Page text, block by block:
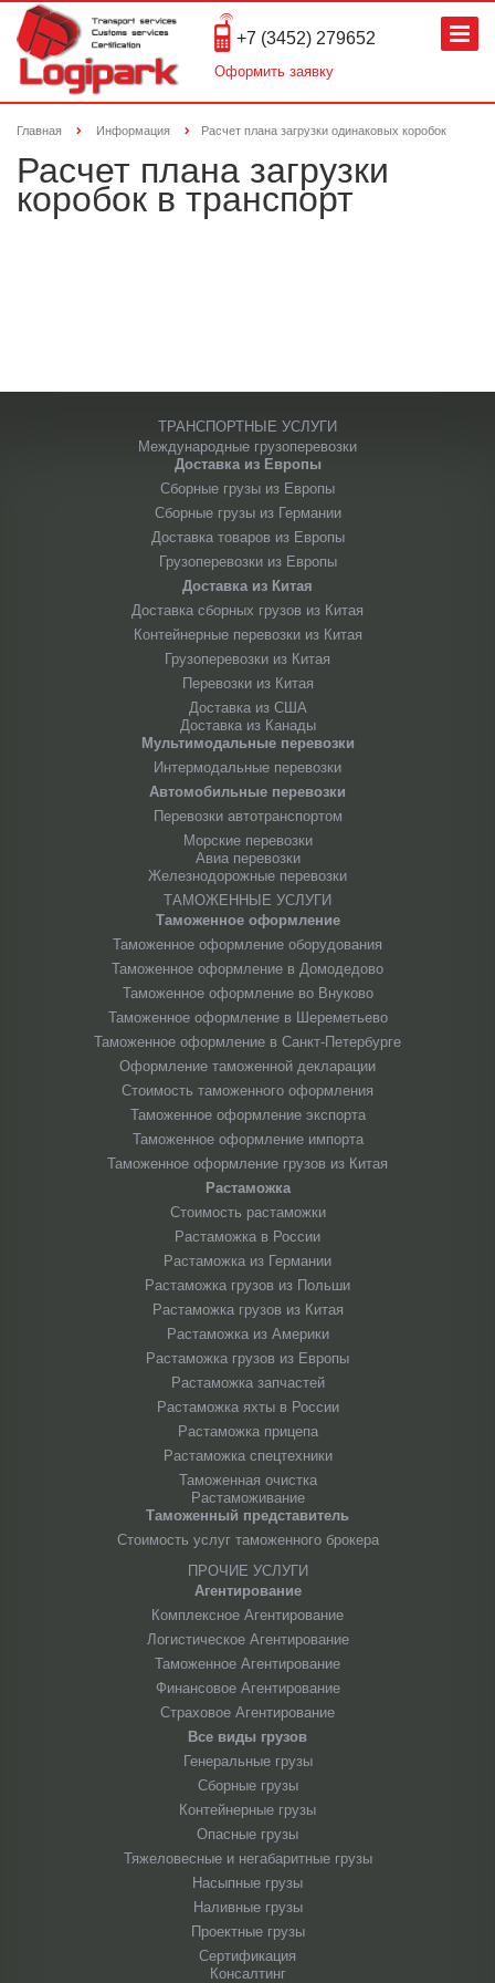
+7 (3452) 279652
Оформить заявку
Главная Информация Расчет плана загрузки одинаковых коробок
Расчет плана загрузки
коробок в транспорт
ТРАНСПОРТНЫЕ УСЛУГИ
Международные грузоперевозки
Доставка из Европы
Сборные грузы из Европы
Сборные грузы из Германии
Доставка товаров из Европы
Грузоперевозки из Европы
Доставка из Китая
Доставка сборных грузов из Китая
Контейнерные перевозки из Китая
Грузоперевозки из Китая
Перевозки из Китая
Доставка из США
Доставка из Канады
Мультимодальные перевозки
Интермодальные перевозки
Автомобильные перевозки
Перевозки автотранспортом
Морские перевозки
Авиа перевозки
Железнодорожные перевозки
ТАМОЖЕННЫЕ УСЛУГИ
Таможенное оформление
Таможенное оформление оборудования
Таможенное оформление в Домодедово
Таможенное оформление во Внуково
Таможенное оформление в Шереметьево
Таможенное оформление в Санкт-Петербурге
Оформление таможенной декларации
Стоимость таможенного оформления
Таможенное оформление экспорта
Таможенное оформление импорта
Таможенное оформление грузов из Китая
Растаможка
Стоимость растаможки
Растаможка в России
Растаможка из Германии
Растаможка грузов из Польши
Растаможка грузов из Китая
Растаможка из Америки
Растаможка грузов из Европы
Растаможка запчастей
Растаможка яхты в России
Растаможка прицепа
Растаможка спецтехники
Таможенная очистка
Растаможивание
Таможенный представитель
Стоимость услуг таможенного брокера
ПРОЧИЕ УСЛУГИ
Агентирование
Комплексное Агентирование
Логистическое Агентирование
Таможенное Агентирование
Финансовое Агентирование
Страховое Агентирование
Все виды грузов
Генеральные грузы
Сборные грузы
Контейнерные грузы
Опасные грузы
Тяжеловесные и негабаритные грузы
Насыпные грузы
Наливные грузы
Проектные грузы
Сертификация
Консалтинг